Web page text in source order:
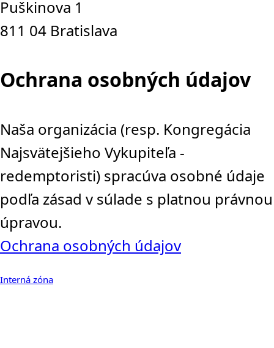
Puškinova 1
811 04 Bratislava
Ochrana osobných údajov
Naša organizácia (resp. Kongregácia
Najsvätejšieho Vykupiteľa -
redemptoristi) spracúva osobné údaje
podľa zásad v súlade s platnou právnou
úpravou.
Ochrana osobných údajov
Interná zóna